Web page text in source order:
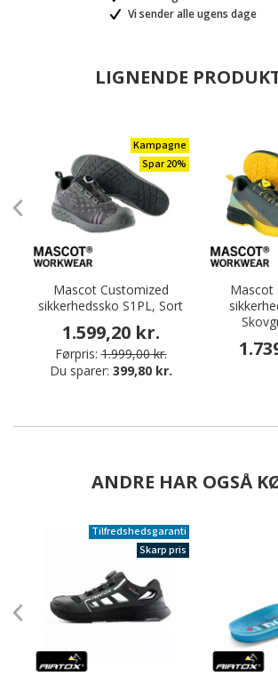
Vi sender alle ugens dage
LIGNENDE
Kampagne
Spar 20%
Mascot Customized
sikkerhedssko S1PL, Sort
1.599,20 kr.
Førpris: 1.999,00 kr.
Du sparer: 399,80 kr.
Mascot
ANDRE HAR OGSÅ
Tilfredshedsgaranti
Skarp pris